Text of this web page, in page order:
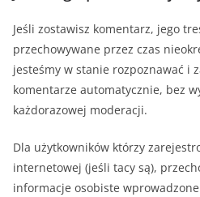
Jeśli zostawisz komentarz, jego
przechowywane przez czas
jesteśmy w stanie rozpoznawać i
komentarze automatycznie, bez
każdorazowej moderacji.
Dla użytkowników którzy
internetowej (jeśli tacy są),
informacje osobiste